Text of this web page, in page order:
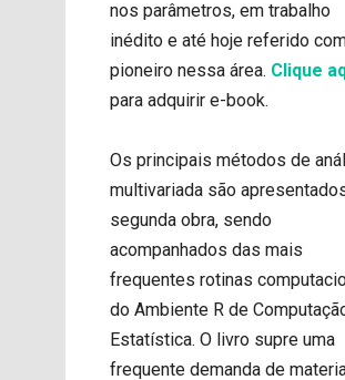
nos parâmetros, em trabalho
inédito e até hoje referido
pioneiro nessa área. Clique
para adquirir e-book.
Os principais métodos de
multivariada são
segunda obra, sendo
acompanhados das mais
frequentes rotinas
do Ambiente R de
Estatística. O livro supre uma
frequente demanda de